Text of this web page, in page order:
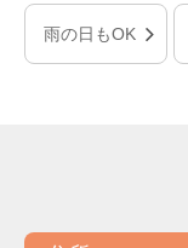
雨の日もOK